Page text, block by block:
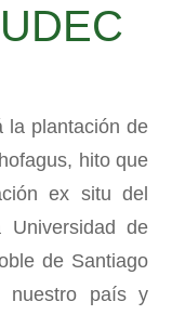
la plantación de
hito que
ex situ del
Universidad de
de Santiago
nuestro país y